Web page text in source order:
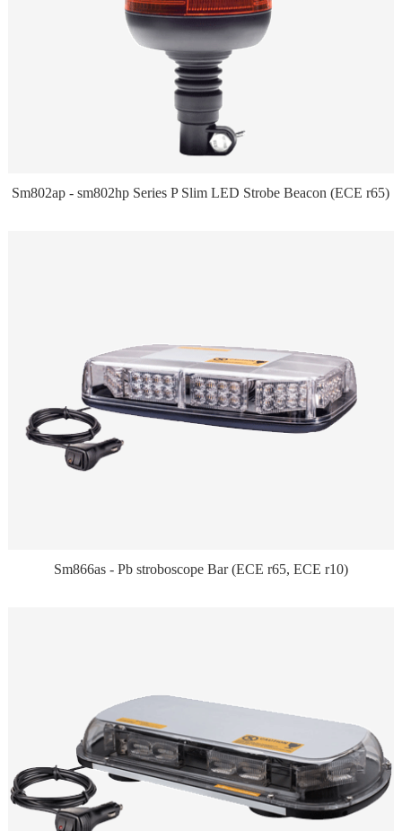
Sm802ap - sm802hp Series P Slim LED Strobe Beacon (ECE r65)
Sm866as - Pb stroboscope Bar (ECE r65, ECE r10)